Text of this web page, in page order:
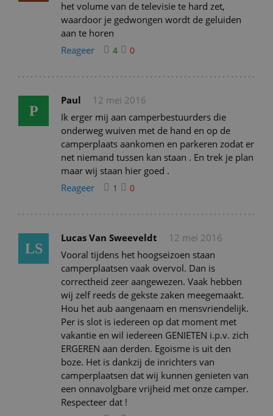
het volume van de televisie te hard zet,
waardoor je gedwongen wordt de geluiden
aan te horen
Reageer
4 0
P
Paul
12 mei 2016
Ik erger mij aan camperbestuurders die
onderweg wuiven met de hand en op de
camperplaats aankomen en parkeren zodat er
net niemand tussen kan staan . En trek je plan
maar wij staan hier goed .
Reageer
1 0
LS
Lucas Van Sweeveldt
12 mei 2016
Vooral tijdens het hoogseizoen staan
camperplaatsen vaak overvol. Dan is
correctheid zeer aangewezen. Vaak hebben
wij zelf reeds de gekste zaken meegemaakt.
Hou het aub aangenaam en mensvriendelijk.
Per is slot is iedereen op dat moment met
vakantie en wil iedereen GENIETEN i.p.v. zich
ERGEREN aan derden. Egoïsme is uit den
boze. Het is dankzij de inrichters van
camperplaatsen dat wij kunnen genieten van
een onnavolgbare vrijheid met onze camper.
Respecteer dat !